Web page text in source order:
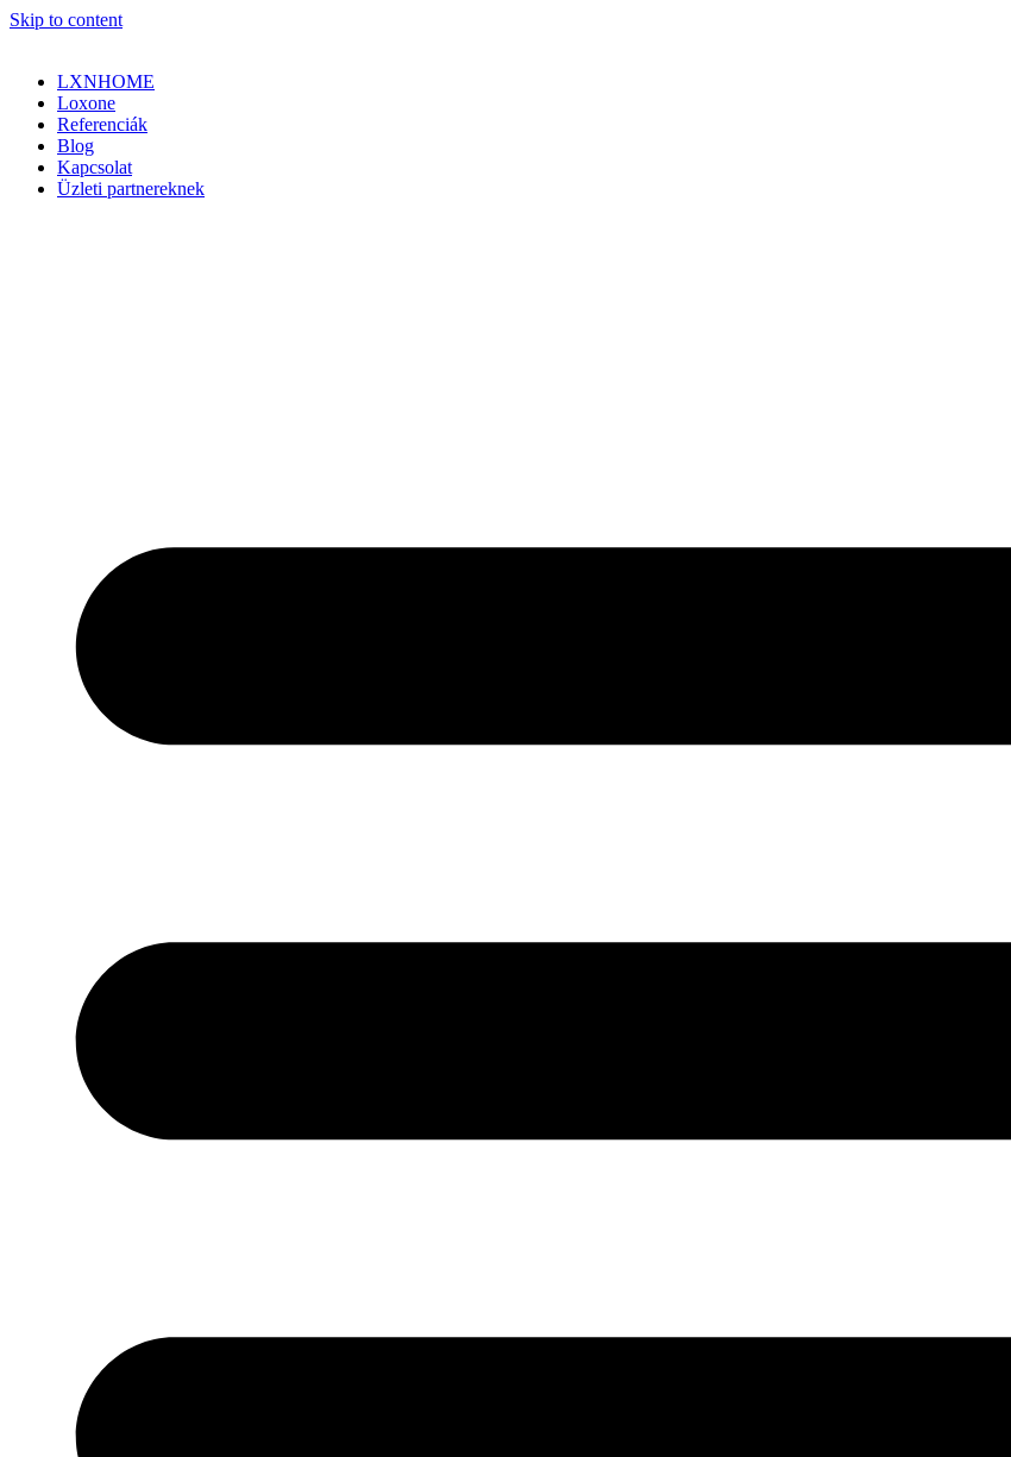
Skip to content
LXNHOME
Loxone
Referenciák
Blog
Kapcsolat
Üzleti partnereknek